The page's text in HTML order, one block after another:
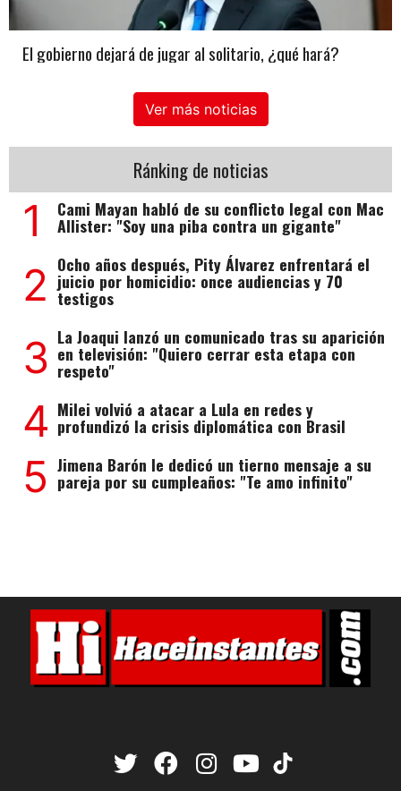
El gobierno dejará de jugar al solitario, ¿qué hará?
Ver más noticias
Ránking de noticias
1 Cami Mayan habló de su conflicto legal con Mac
Allister: "Soy una piba contra un gigante"
2 Ocho años después, Pity Álvarez enfrentará el
juicio por homicidio: once audiencias y 70
testigos
3 La Joaqui lanzó un comunicado tras su aparición
en televisión: "Quiero cerrar esta etapa con
respeto"
4 Milei volvió a atacar a Lula en redes y
profundizó la crisis diplomática con Brasil
5 Jimena Barón le dedicó un tierno mensaje a su
pareja por su cumpleaños: "Te amo infinito"